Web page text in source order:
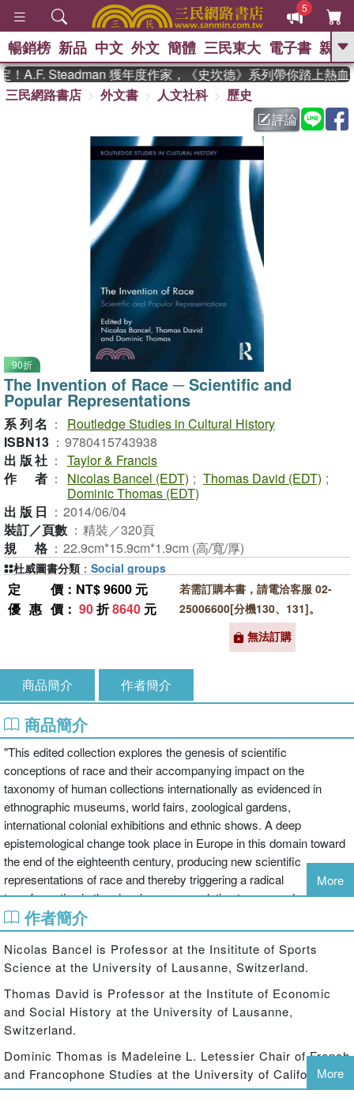
5
GO
熱搜： 東野圭吾 、
父親節 、 如果歷
暑期推薦 、 國際布克
獎 臺灣漫遊錄 、 方念華
登輝時代 、 數學女孩：黎曼猜想
偉大的迷走神經
暢銷榜 新品 中文 外文 簡體 三民東大 電子書 親子
A.F. Steadman 獲年度作家，《史坎德》系列帶你踏上熱血奇
三民網路書店
外文書 人文社科
歷史
評論
90折
The Invention of Race ─ Scientific and
Popular Representations
系列名 ：
Routledge Studies in Cultural History
ISBN13 ： 9780415743938
出版社 ： Taylor & Francis
作者 ： Nicolas Bancel (EDT) ; Thomas David (EDT) ;
Dominic Thomas (EDT)
出版日 ： 2014/06/04
裝訂／頁數 ： 精裝／320頁
規格 ： 22.9cm*15.9cm*1.9cm (高/寬/厚)
定價 ：NT$ 9600 元
優惠價 ： 90折8640 元
若需訂購本書，請電洽客服 02-
25006600[分機130、131]。
無法訂購
杜威圖書分類 ： Social groups
商品簡介 作者簡介
商品簡介
"This edited collection explores the genesis of scientific
conceptions of race and their accompanying impact on the
taxonomy of human collections internationally as evidenced in
ethnographic museums, world fairs, zoological gardens,
international colonial exhibitions and ethnic shows. A deep
epistemological change took place in Europe in this domain toward
the end of the eighteenth century, producing new scientific
representations of race and thereby triggering a radical
transformation in the visual economy relating to race and racial
representation and its inscription in the body. These practices
would play defining roles in shaping public consciousness and the
representation of "otherness" in modern societies. The Invention of
Race provides contextualization that is often lacking in
contemporary discussions on diversity, multiculturalism and race"--
More
作者簡介
Nicolas Bancel is Professor at the Insititute of Sports
Science at the University of Lausanne, Switzerland.
Thomas David is Professor at the Institute of Economic
and Social History at the University of Lausanne,
Switzerland.
Dominic Thomas is Madeleine L. Letessier Chair of French
and Francophone Studies at the University of California
Los Angeles.
More